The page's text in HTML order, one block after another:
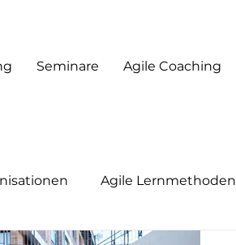
Seminare Agile Coaching
Agile Lernmethoden